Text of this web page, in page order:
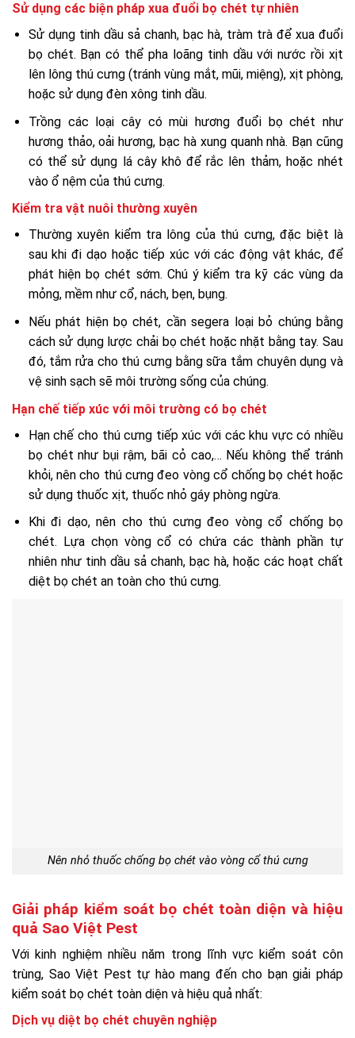
Sử dụng các biện pháp xua đuổi bọ chét tự nhiên
Sử dụng tinh dầu sả chanh, bạc hà, tràm trà để xua đuổi
bọ chét. Bạn có thể pha loãng tinh dầu với nước rồi xịt
lên lông thú cưng (tránh vùng mắt, mũi, miệng), xịt phòng,
hoặc sử dụng đèn xông tinh dầu.
Trồng các loại cây có mùi hương đuổi bọ chét như
hương thảo, oải hương, bạc hà xung quanh nhà. Bạn cũng
có thể sử dụng lá cây khô để rắc lên thảm, hoặc nhét
vào ổ nệm của thú cưng.
Kiểm tra vật nuôi thường xuyên
Thường xuyên kiểm tra lông của thú cưng, đặc biệt là
sau khi đi dạo hoặc tiếp xúc với các động vật khác, để
phát hiện bọ chét sớm. Chú ý kiểm tra kỹ các vùng da
mỏng, mềm như cổ, nách, bẹn, bụng.
Nếu phát hiện bọ chét, cần segera loại bỏ chúng bằng
cách sử dụng lược chải bọ chét hoặc nhặt bằng tay. Sau
đó, tắm rửa cho thú cưng bằng sữa tắm chuyên dụng và
vệ sinh sạch sẽ môi trường sống của chúng.
Hạn chế tiếp xúc với môi trường có bọ chét
Hạn chế cho thú cưng tiếp xúc với các khu vực có nhiều
bọ chét như bụi rậm, bãi cỏ cao,… Nếu không thể tránh
khỏi, nên cho thú cưng đeo vòng cổ chống bọ chét hoặc
sử dụng thuốc xịt, thuốc nhỏ gáy phòng ngừa.
Khi đi dạo, nên cho thú cưng đeo vòng cổ chống bọ
chét. Lựa chọn vòng cổ có chứa các thành phần tự
nhiên như tinh dầu sả chanh, bạc hà, hoặc các hoạt chất
diệt bọ chét an toàn cho thú cưng.
Nên nhỏ thuốc chống bọ chét vào vòng cổ thú cưng
Giải pháp kiểm soát bọ chét toàn diện và hiệu
quả Sao Việt Pest
Với kinh nghiệm nhiều năm trong lĩnh vực kiểm soát côn
trùng, Sao Việt Pest tự hào mang đến cho bạn giải pháp
kiểm soát bọ chét toàn diện và hiệu quả nhất:
Dịch vụ diệt bọ chét chuyên nghiệp